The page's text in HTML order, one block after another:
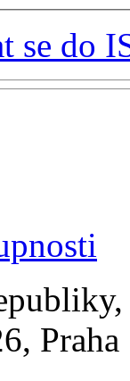
se do